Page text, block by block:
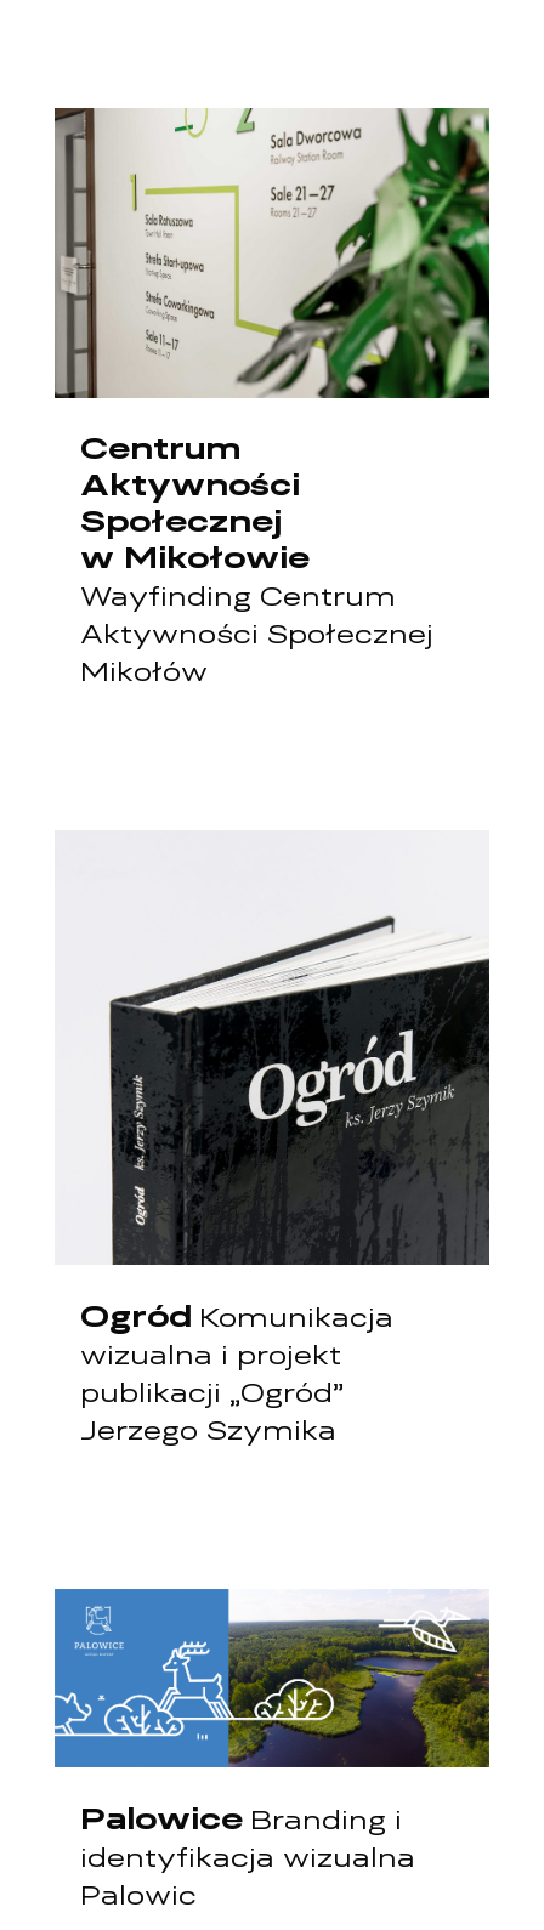
Centrum
Aktywności
Społecznej
w Mikołowie
Wayfinding Centrum
Aktywności Społecznej
Mikołów
Ogród
Komunikacja
wizualna i projekt
publikacji „Ogród”
Jerzego Szymika
Palowice Branding i
identyfikacja wizualna
Palowic